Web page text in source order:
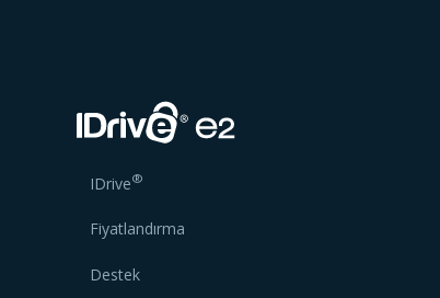
IDrive®
Fiyatlandırma
Destek